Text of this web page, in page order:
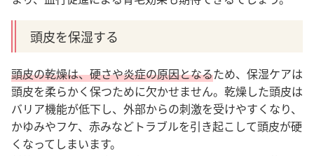
頭皮を保湿する
頭皮の乾燥は、硬さや炎症の原因となるため、保湿ケアは
頭皮を柔らかく保つために欠かせません。乾燥した頭皮は
バリア機能が低下し、外部からの刺激を受けやすくなり、
かゆみやフケ、赤みなどトラブルを引き起こして頭皮が硬
くなってしまいます。